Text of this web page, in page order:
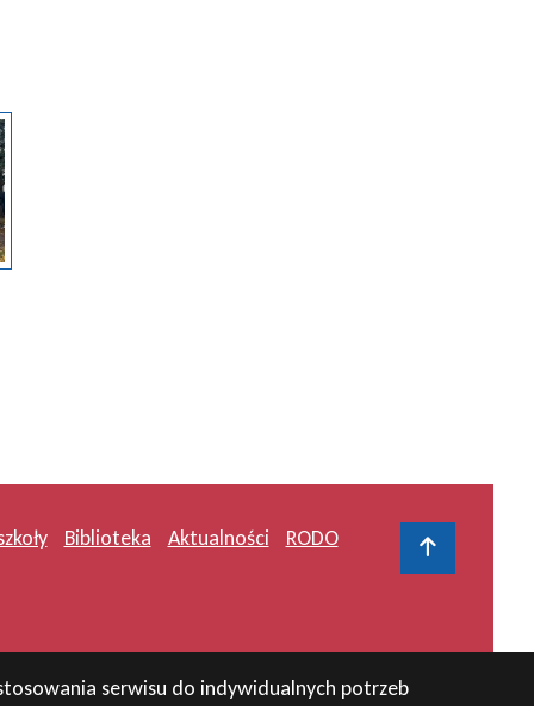
serwisu do indywidualnych potrzeb
Biblioteka Aktualności RODO Do